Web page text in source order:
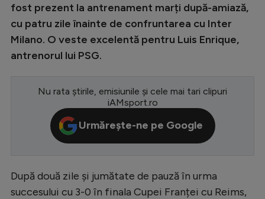
Europa League
Conference League
CM 2026
LaLiga
Serie A
Bundesliga
Campionate
fost prezent la antrenament marți după-amiază,
cu patru zile înainte de confruntarea cu Inter
Milano. O veste excelentă pentru Luis Enrique,
antrenorul lui PSG.
Nu rata știrile, emisiunile și cele mai tari clipuri
iAMsport.ro
Urmărește-ne pe Google
După două zile și jumătate de pauză în urma
succesului cu 3-0 în finala Cupei Franței cu Reims,